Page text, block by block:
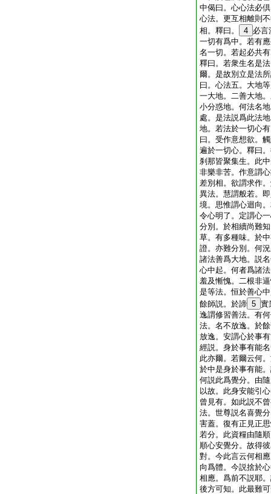
中偈曰。心心法必
心法。更互相離則
相。釋曰。
4 必言
一切有爲中。若有
名一切。若起必共
釋曰。若衆生名是
爾。是故別立是法
曰。心法五。大地
一大地。二善大地
小分惑地。何法名
處。是法説爲此法
地。若法於一切心
曰。受作意想欲。
遍於一切心。釋曰
刹那皆聚集生。此
非樂非苦。作意謂
差別相。欲謂求作
異法。慧謂般若。
境。思惟謂心迴向
令心明了。定謂心
分別。於相續尚難
草。有多種味。於
證。亦難分別。何
諸法善爲大地。説
心中起。何者爲諸
羞及慚愧。二根非
是等法。恒於善心
餘師説。於諦 5 實
逸謂修習善法。有
法。名不放逸。於
放逸。安謂心於事
經説。身於事有能
此亦爾。若爾云何
於中是身於事有能
何説此爲覺分。由
以故。此身安能引
曾見有。如此説不
法。世尊説名喜覺
害蓋。復有正見正
若分。此資糧由隨
順心安覺分。故得
對。今此言云何相
向爲體。今説捨於
相應。爲前不説耶
後方可知。此最難